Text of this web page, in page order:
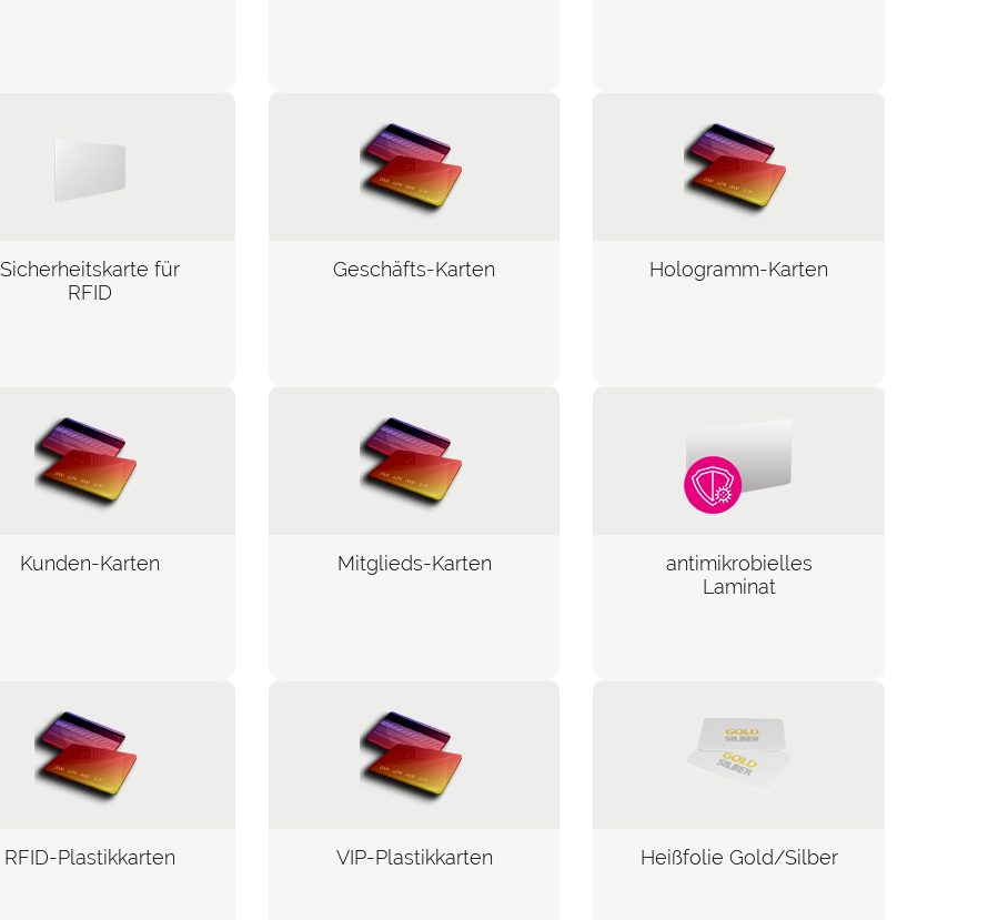
Sicherheitskarte für
RFID
Geschäfts-Karten Hologramm-Karten
Kunden-Karten Mitglieds-Karten
antimikrobielles
Laminat
RFID-Plastikkarten VIP-Plastikkarten Heißfolie Gold/Silber